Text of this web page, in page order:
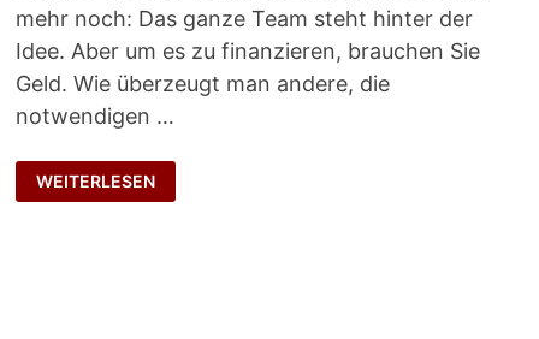
mehr noch: Das ganze Team steht hinter der
Idee. Aber um es zu finanzieren, brauchen Sie
Geld. Wie überzeugt man andere, die
notwendigen …
EMPOWERED
FUNDRAISING
WEITERLESEN